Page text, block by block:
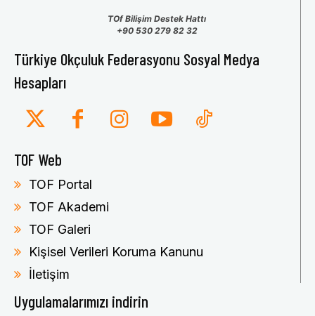
TOf Bilişim Destek Hattı
+90 530 279 82 32
Türkiye Okçuluk Federasyonu Sosyal Medya
Hesapları
TOF Web
TOF Portal
TOF Akademi
TOF Galeri
Kişisel Verileri Koruma Kanunu
İletişim
Uygulamalarımızı indirin